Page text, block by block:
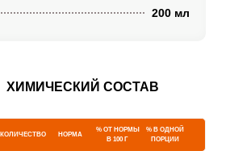
200 мл
ХИМИЧЕСКИЙ СОСТАВ
КОЛИЧЕСТВО НОРМА
% ОТ НОРМЫ
В 100 Г
% В ОДНОЙ
ПОРЦИИ